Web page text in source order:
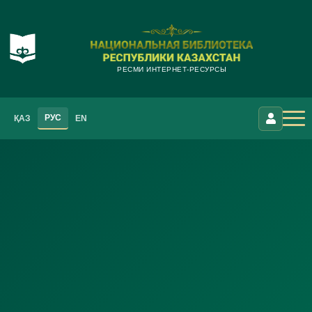
РЕСМИ ИНТЕРНЕТ-РЕСУРСЫ
ҚАЗ РУС EN